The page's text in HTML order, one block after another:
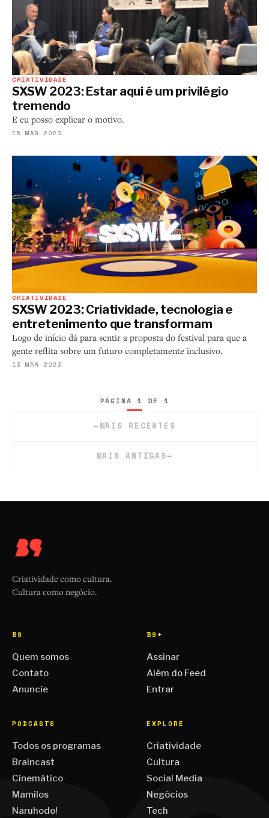
CRIATIVIDADE
SXSW 2023: Estar aqui é um privilégio
tremendo
E eu posso explicar o motivo.
15 MAR 2023
CRIATIVIDADE
SXSW 2023: Criatividade, tecnologia e
entretenimento que transformam
Logo de início dá para sentir a proposta do festival para que a
gente reflita sobre um futuro completamente inclusivo.
13 MAR 2023
←MAIS RECENTES
PÁGINA 1 DE 1
MAIS ANTIGAS→
Criatividade como cultura.
Cultura como negócio.
B9
Quem somos
Contato
Anuncie
B9+
Assinar
Além do Feed
Entrar
PODCASTS
Todos os programas
Braincast
Cinemático
Mamilos
Naruhodo!
EXPLORE
Criatividade
Cultura
Social Media
Negócios
Tech